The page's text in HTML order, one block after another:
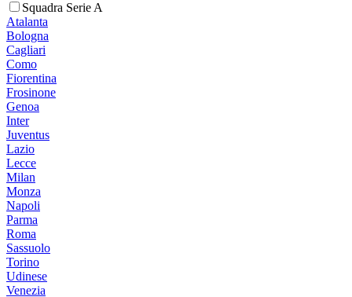
Squadra Serie A
Atalanta
Bologna
Cagliari
Como
Fiorentina
Frosinone
Genoa
Inter
Juventus
Lazio
Lecce
Milan
Monza
Napoli
Parma
Roma
Sassuolo
Torino
Udinese
Venezia